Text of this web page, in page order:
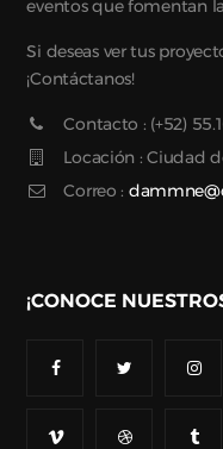
eventos que fomentan
Si deseas ver tus
¡Contáctanos!
Contacto : (+52)
Locación : Ciudad
Correo :
¡CONOCE